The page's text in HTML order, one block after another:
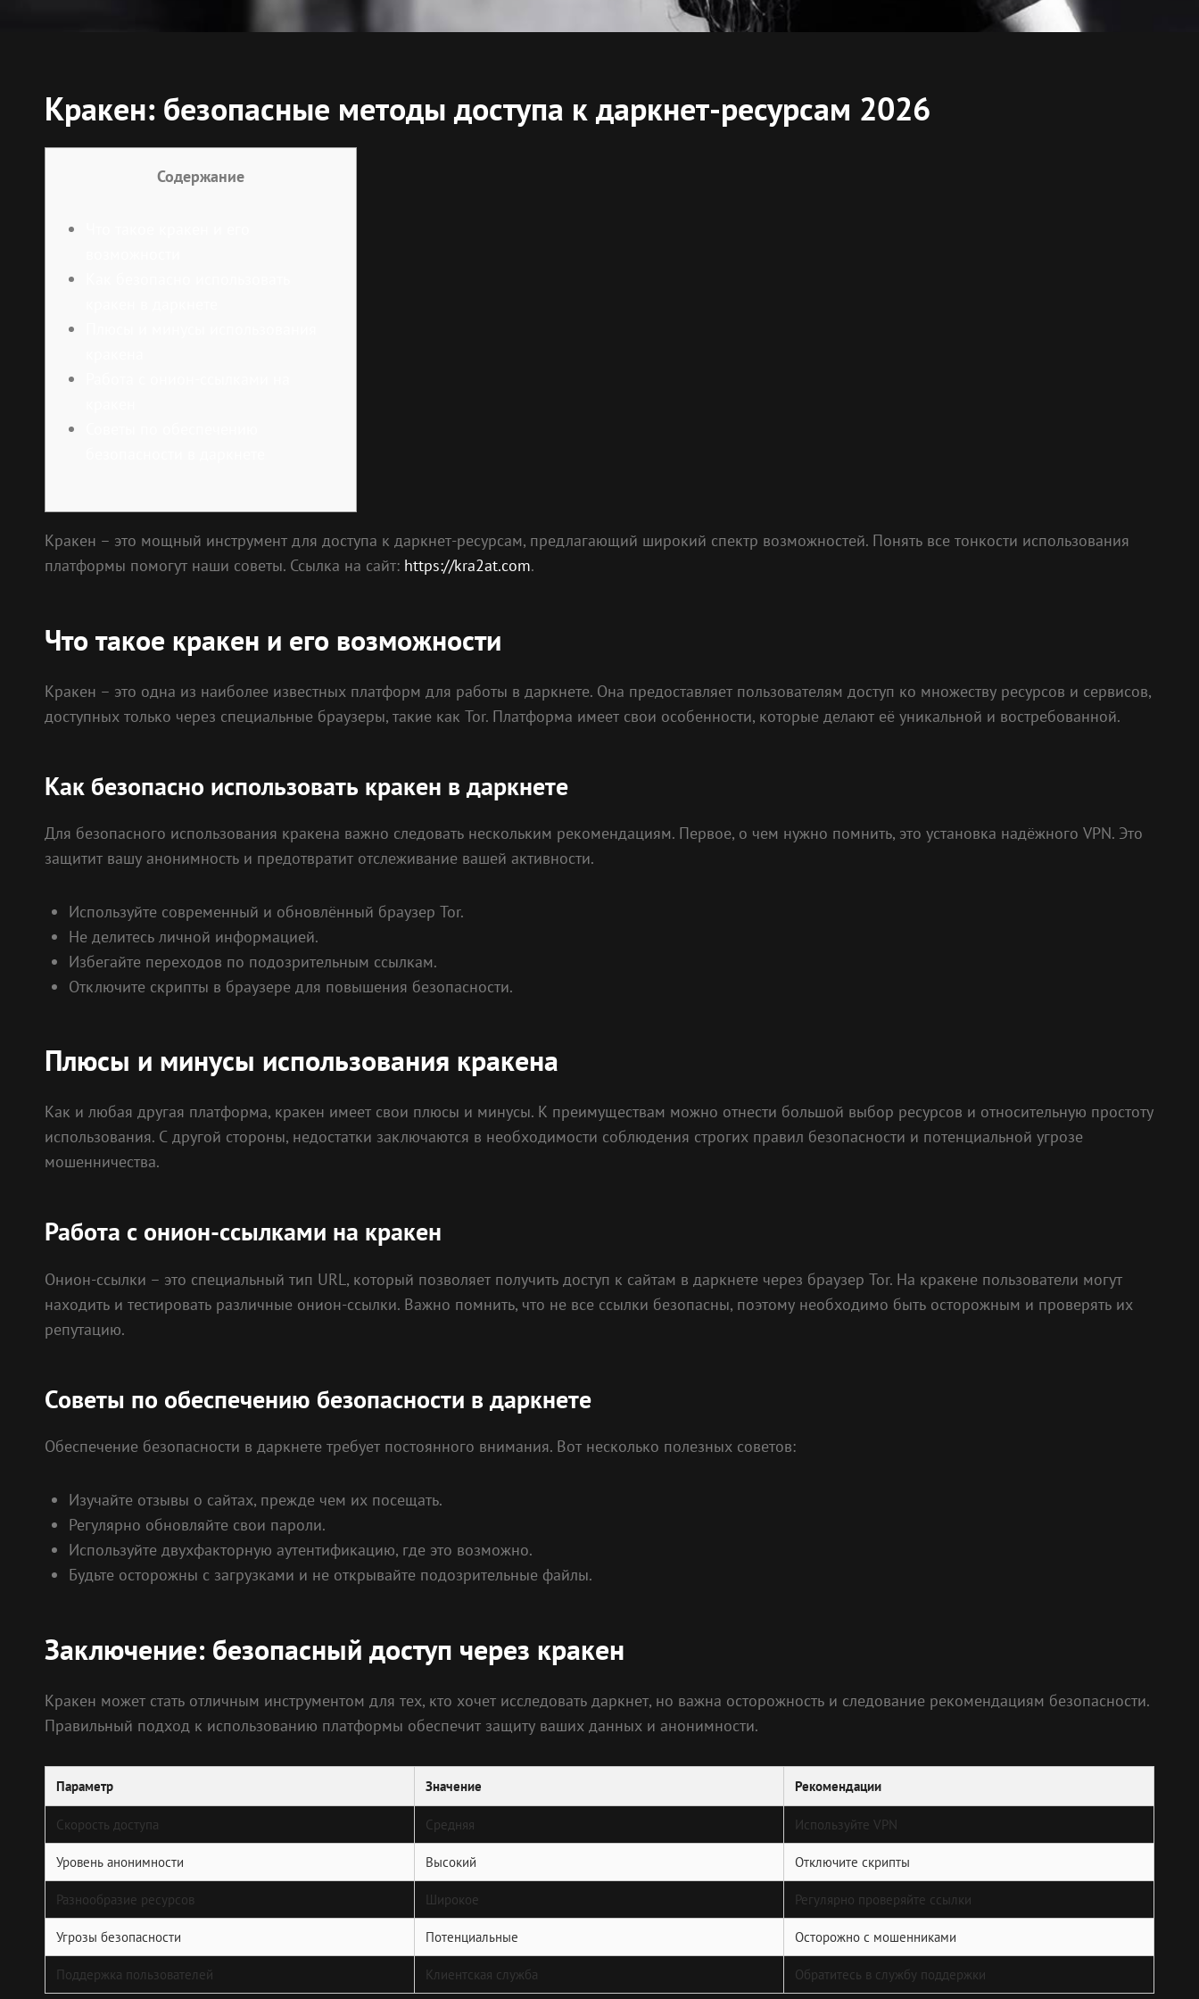
Кракен: безопасные методы доступа к даркнет-ресурсам 2026
Содержание
Кракен – это мощный инструмент для доступа к даркнет-ресурсам, предлагающий широкий спектр возможностей. Понять все тонкости использования
платформы помогут наши советы. Ссылка на сайт: https://kra2at.com.
Что такое кракен и его возможности
Кракен – это одна из наиболее известных платформ для работы в даркнете. Она предоставляет пользователям доступ ко множеству ресурсов и сервисов,
доступных только через специальные браузеры, такие как Tor. Платформа имеет свои особенности, которые делают её уникальной и востребованной.
Как безопасно использовать кракен в даркнете
Для безопасного использования кракена важно следовать нескольким рекомендациям. Первое, о чем нужно помнить, это установка надёжного VPN. Это
защитит вашу анонимность и предотвратит отслеживание вашей активности.
Используйте современный и обновлённый браузер Tor.
Не делитесь личной информацией.
Избегайте переходов по подозрительным ссылкам.
Отключите скрипты в браузере для повышения безопасности.
Плюсы и минусы использования кракена
Как и любая другая платформа, кракен имеет свои плюсы и минусы. К преимуществам можно отнести большой выбор ресурсов и относительную простоту
использования. С другой стороны, недостатки заключаются в необходимости соблюдения строгих правил безопасности и потенциальной угрозе
мошенничества.
Работа с онион-ссылками на кракен
Онион-ссылки – это специальный тип URL, который позволяет получить доступ к сайтам в даркнете через браузер Tor. На кракене пользователи могут
находить и тестировать различные онион-ссылки. Важно помнить, что не все ссылки безопасны, поэтому необходимо быть осторожным и проверять их
репутацию.
Советы по обеспечению безопасности в даркнете
Обеспечение безопасности в даркнете требует постоянного внимания. Вот несколько полезных советов:
Изучайте отзывы о сайтах, прежде чем их посещать.
Регулярно обновляйте свои пароли.
Используйте двухфакторную аутентификацию, где это возможно.
Будьте осторожны с загрузками и не открывайте подозрительные файлы.
Заключение: безопасный доступ через кракен
Кракен может стать отличным инструментом для тех, кто хочет исследовать даркнет, но важна осторожность и следование рекомендациям безопасности.
Правильный подход к использованию платформы обеспечит защиту ваших данных и анонимности.
Параметр Значение Рекомендации
Скорость доступа Средняя Используйте VPN
Уровень анонимности Высокий Отключите скрипты
Разнообразие ресурсов Широкое Регулярно проверяйте ссылки
Угрозы безопасности Потенциальные Осторожно с мошенниками
Поддержка пользователей Клиентская служба Обратитесь в службу поддержки